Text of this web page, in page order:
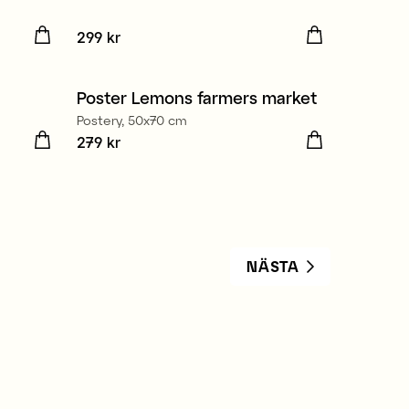
Pris :299 kr
299 kr
Poster Lemons farmers market
Postery, 50x70 cm
Pris :279 kr
279 kr